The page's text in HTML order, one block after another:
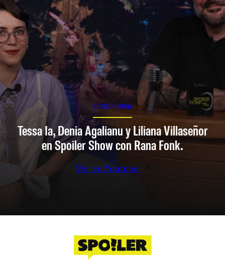
SPOILER SHOW
Tessa Ia, Denia Agalianu y Liliana Villaseñor
en Spoiler Show con Rana Fonk.
Ver en Youtube